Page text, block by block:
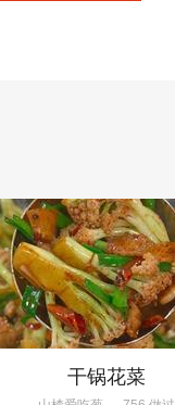
干锅花菜